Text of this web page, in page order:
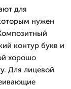
для
нужен
контур букв и
хорошо
Для лицевой